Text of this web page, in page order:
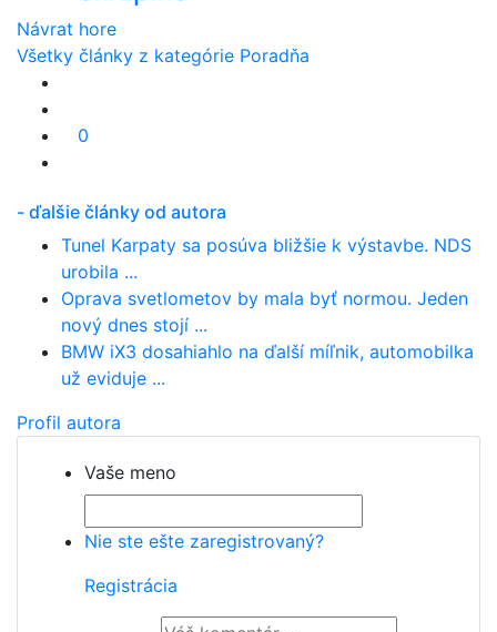
Návrat hore
Všetky články z kategórie Poradňa
0
- ďalšie články od autora
Tunel Karpaty sa posúva bližšie k výstavbe. NDS
urobila ...
Oprava svetlometov by mala byť normou. Jeden
nový dnes stojí ...
BMW iX3 dosahiahlo na ďalší míľnik, automobilka
už eviduje ...
Profil autora
Vaše meno
Nie ste ešte zaregistrovaný?
Registrácia